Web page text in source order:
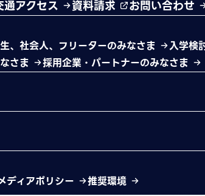
通アクセス 資料請求 お問い合わせ
、社会人、フリーターのみなさま 入学検
さま 採用企業・パートナーのみなさま
ディアポリシー 推奨環境